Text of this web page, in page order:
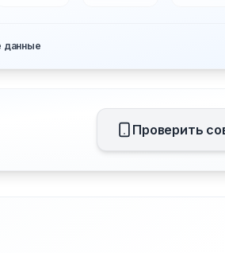
данные
Проверить